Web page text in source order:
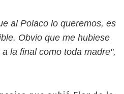
al Polaco lo queremos, es
Obvio que me hubiese
la final como toda madre",